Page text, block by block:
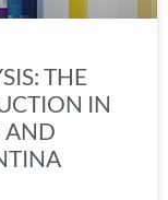
THE
IN
AND